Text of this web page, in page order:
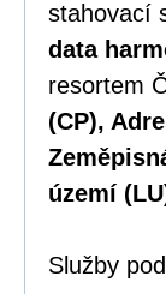
stahovací
data
resortem
(CP),
území
Služby